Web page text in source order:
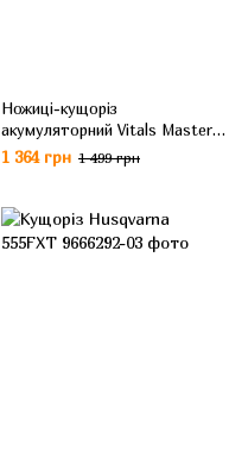
Ножиці-кущоріз
акумуляторний Vitals Master
AZS 1820 Smartne+
1 364 грн 1 499 грн